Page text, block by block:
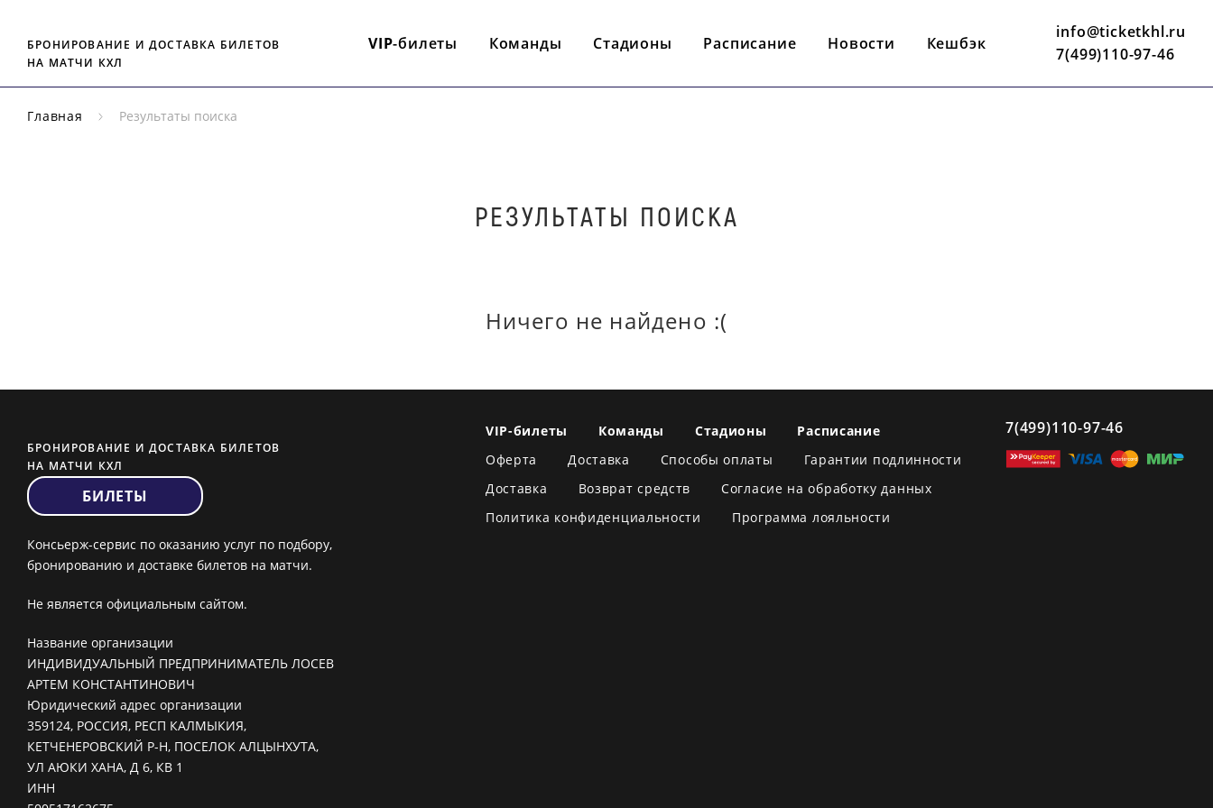
БРОНИРОВАНИЕ И ДОСТАВКА БИЛЕТОВ
НА МАТЧИ КХЛ
VIP-билеты Команды Стадионы Расписание Новости Кешбэк
info@ticketkhl.ru
7(499)110-97-46
Главная Результаты поиска
РЕЗУЛЬТАТЫ ПОИСКА
Ничего не найдено :(
БРОНИРОВАНИЕ И ДОСТАВКА БИЛЕТОВ
НА МАТЧИ КХЛ
БИЛЕТЫ
Консьерж-сервис по оказанию услуг по подбору,
бронированию и доставке билетов на матчи.
Не является официальным сайтом.
Название организации
ИНДИВИДУАЛЬНЫЙ ПРЕДПРИНИМАТЕЛЬ ЛОСЕВ
АРТЕМ КОНСТАНТИНОВИЧ
Юридический адрес организации
359124, РОССИЯ, РЕСП КАЛМЫКИЯ,
КЕТЧЕНЕРОВСКИЙ Р-Н, ПОСЕЛОК АЛЦЫНХУТА,
УЛ АЮКИ ХАНА, Д 6, КВ 1
ИНН
VIP-билеты Команды Стадионы
Расписание
Оферта
Доставка Способы оплаты
Гарантии подлинности
Доставка
Возврат средств
Согласие на обработку данных
Политика конфиденциальности
Программа лояльности
7(499)110-97-46